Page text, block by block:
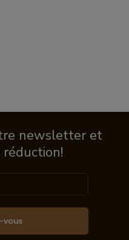
newsletter et
vous